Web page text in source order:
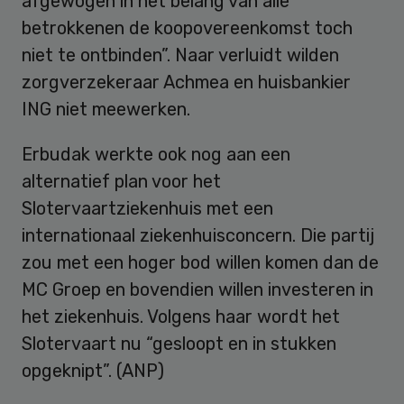
betrokkenen de koopovereenkomst toch
niet te ontbinden”. Naar verluidt wilden
zorgverzekeraar Achmea en huisbankier
ING niet meewerken.
Erbudak werkte ook nog aan een
alternatief plan voor het
Slotervaartziekenhuis met een
internationaal ziekenhuisconcern. Die partij
zou met een hoger bod willen komen dan de
MC Groep en bovendien willen investeren in
het ziekenhuis. Volgens haar wordt het
Slotervaart nu “gesloopt en in stukken
opgeknipt”. (ANP)